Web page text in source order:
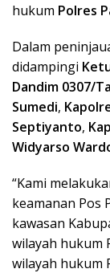
hukum Polres
Dalam
didampingi
Dandim 0307/
Sumedi,
Septiyanto,
Widyarso
“Kami
keamanan Pos
kawasan
wilayah hukum
wilayah hukum